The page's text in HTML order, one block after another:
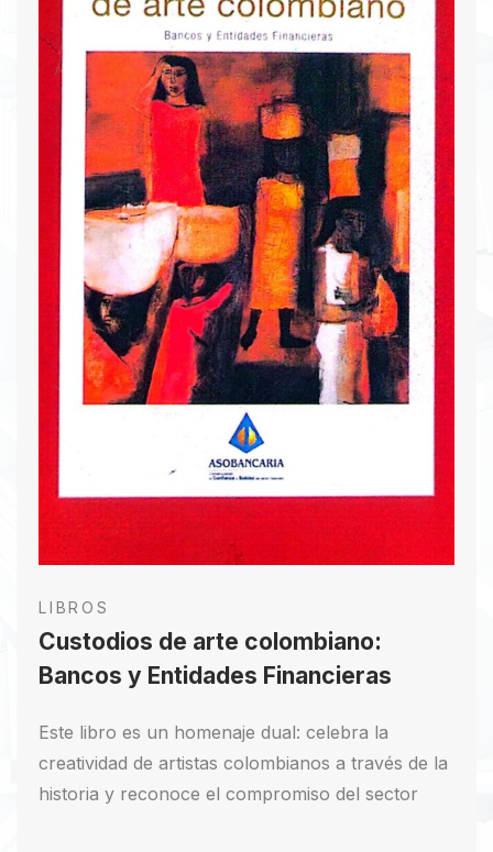
financiero global, latinoamericano y, en
particular, el colombiano.
Descargar PDF
LIBROS
Custodios de arte colombiano:
Bancos y Entidades Financieras
Este libro es un homenaje dual: celebra la
creatividad de artistas colombianos a través de la
historia y reconoce el compromiso del sector